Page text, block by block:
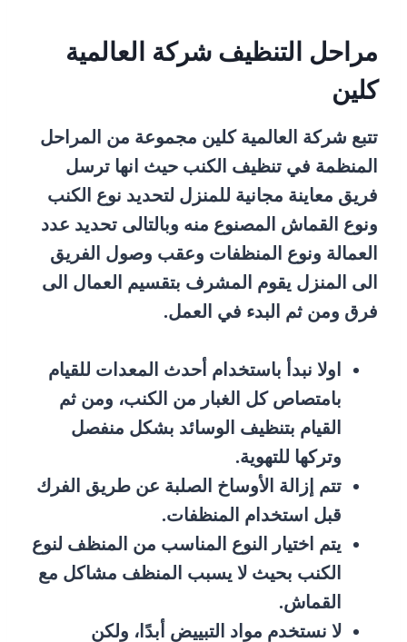
مراحل التنظيف شركة العالمية
كلين
تتبع شركة العالمية كلين مجموعة من المراحل
المنظمة في تنظيف الكنب حيث انها ترسل
فريق معاينة مجانية للمنزل لتحديد نوع الكنب
ونوع القماش المصنوع منه وبالتالى تحديد عدد
العمالة ونوع المنظفات وعقب وصول الفريق
الى المنزل يقوم المشرف بتقسيم العمال الى
فرق ومن ثم البدء في العمل.
اولا نبدأ باستخدام أحدث المعدات للقيام
بامتصاص كل الغبار من الكنب، ومن ثم
القيام بتنظيف الوسائد بشكل منفصل
وتركها للتهوية.
تتم إزالة الأوساخ الصلبة عن طريق الفرك
قبل استخدام المنظفات.
يتم اختيار النوع المناسب من المنظف لنوع
الكنب بحيث لا يسبب المنظف مشاكل مع
القماش.
لا نستخدم مواد التبييض أبدًا، ولكن